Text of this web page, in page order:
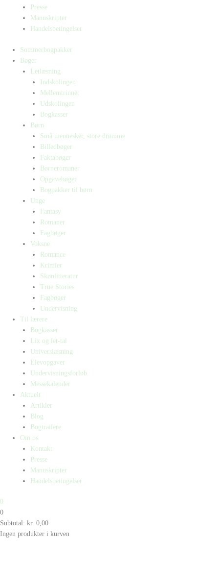
Presse
Manuskripter
Handelsbetingelser
Sommerbogpakker
Bøger
Letlæsning
Indskolingen
Mellemtrinnet
Udskolingen
Bogkasser
Børn
Små mennesker, store drømme
Billedbøger
Faktabøger
Børneromaner
Opgavebøger
Bogpakker til børn
Unge
Fantasy
Romaner
Fagbøger
Voksne
Romance
Krimier
Skønlitteratur
True Stories
Fagbøger
Undervisning
Til lærere
Bogkasser
Lix og let-tal
Universlæsning
Elevopgaver
Undervisningsforløb
Messekalender
Aktuelt
Artikler
Blog
Bogtrailere
Om os
Kontakt
Presse
Manuskripter
Handelsbetingelser
0
0
Subtotal: kr. 0,00
Ingen produkter i kurven